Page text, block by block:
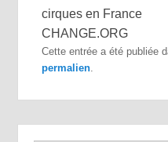
cirques en France
CHANGE.ORG
Cette entrée a été publiée
permalien.